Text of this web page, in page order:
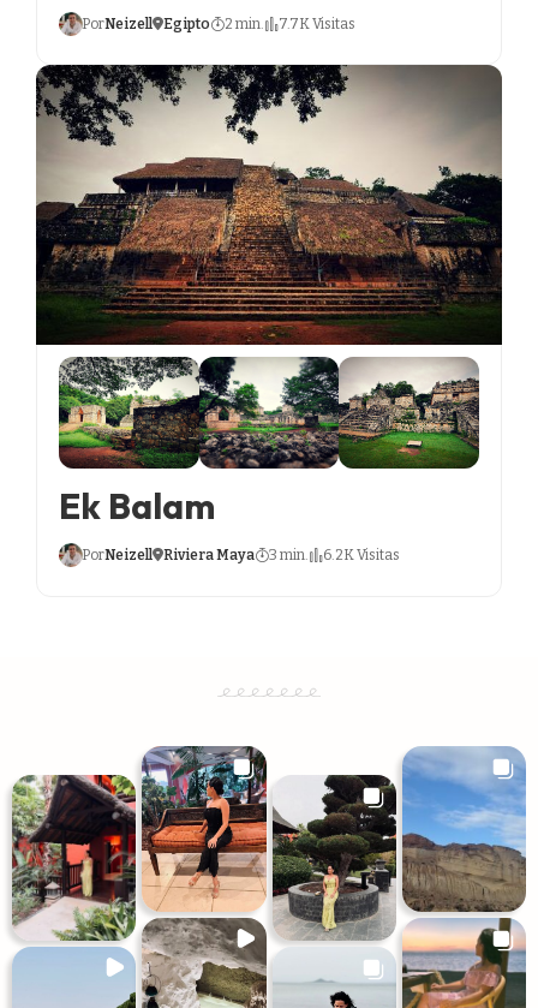
PorNeizell Egipto 2 min. 7.7K Visitas
Ek Balam
PorNeizell Riviera Maya 3 min. 6.2K Visitas